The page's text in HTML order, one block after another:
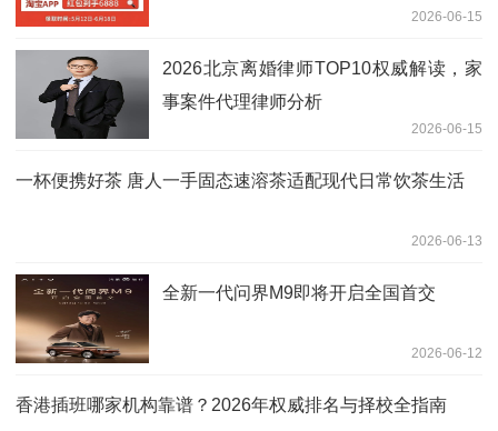
你6月17日晚8点618天猫淘宝京东超级红
2026-06-15
2026北京离婚律师TOP10权威解读，家
事案件代理律师分析
2026-06-15
一杯便携好茶 唐人一手固态速溶茶适配现代日常饮茶生活
2026-06-13
全新一代问界M9即将开启全国首交
2026-06-12
香港插班哪家机构靠谱？2026年权威排名与择校全指南